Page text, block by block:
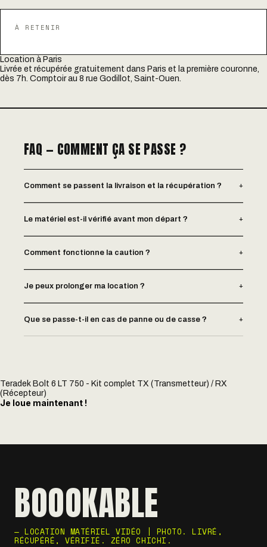
À RETENIR
Location à Paris
Livrée et récupérée gratuitement dans Paris et la première couronne,
dès 7h. Comptoir au 8 rue Godillot, Saint-Ouen.
FAQ — COMMENT ÇA SE PASSE ?
Comment se passent la livraison et la récupération ? +
Le matériel est-il vérifié avant mon départ ? +
Comment fonctionne la caution ? +
Je peux prolonger ma location ? +
Que se passe-t-il en cas de panne ou de casse ? +
Teradek Bolt 6 LT 750 - Kit complet TX (Transmetteur) / RX
(Récepteur)
Je loue maintenant !
BOOOKABLE
— LOCATION MATÉRIEL VIDÉO | PHOTO. LIVRÉ,
RÉCUPÉRÉ, VÉRIFIÉ. ZÉRO CHICHI.